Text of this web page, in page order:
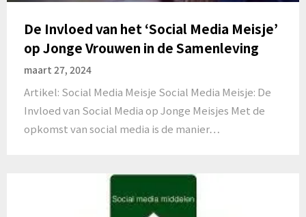
De Invloed van het ‘Social Media Meisje’
op Jonge Vrouwen in de Samenleving
maart 27, 2024
Artikel: Social Media Meisje Social Media Meisje: De
Invloed van Social Media op Jonge Meisjes Met de
opkomst van social media is de manier…